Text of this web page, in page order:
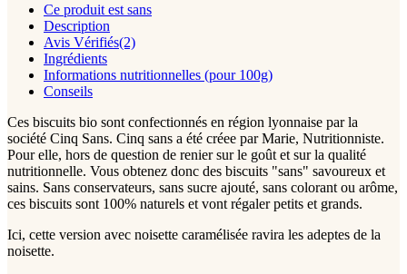
Ce produit est sans
Description
Avis Vérifiés(2)
Ingrédients
Informations nutritionnelles (pour 100g)
Conseils
Ces biscuits bio sont confectionnés en région lyonnaise par la
société Cinq Sans. Cinq sans a été créee par Marie, Nutritionniste.
Pour elle, hors de question de renier sur le goût et sur la qualité
nutritionnelle. Vous obtenez donc des biscuits "sans" savoureux et
sains. Sans conservateurs, sans sucre ajouté, sans colorant ou arôme,
ces biscuits sont 100% naturels et vont régaler petits et grands.
Ici, cette version avec noisette caramélisée ravira les adeptes de la
noisette.